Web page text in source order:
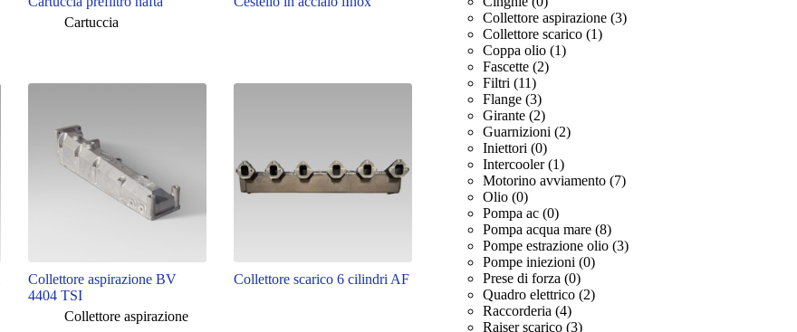
Cartuccia
Collettore aspirazione BV
4404 TSI
Collettore aspirazione
Collettore scarico 6 cilindri AF
Collettore aspirazione (3)
Collettore scarico (1)
Coppa olio (1)
Fascette (2)
Filtri (11)
Flange (3)
Girante (2)
Guarnizioni (2)
Iniettori (0)
Intercooler (1)
Motorino avviamento (7)
Olio (0)
Pompa ac (0)
Pompa acqua mare (8)
Pompe estrazione olio (3)
Pompe iniezioni (0)
Prese di forza (0)
Quadro elettrico (2)
Raccorderia (4)
Raiser scarico (3)